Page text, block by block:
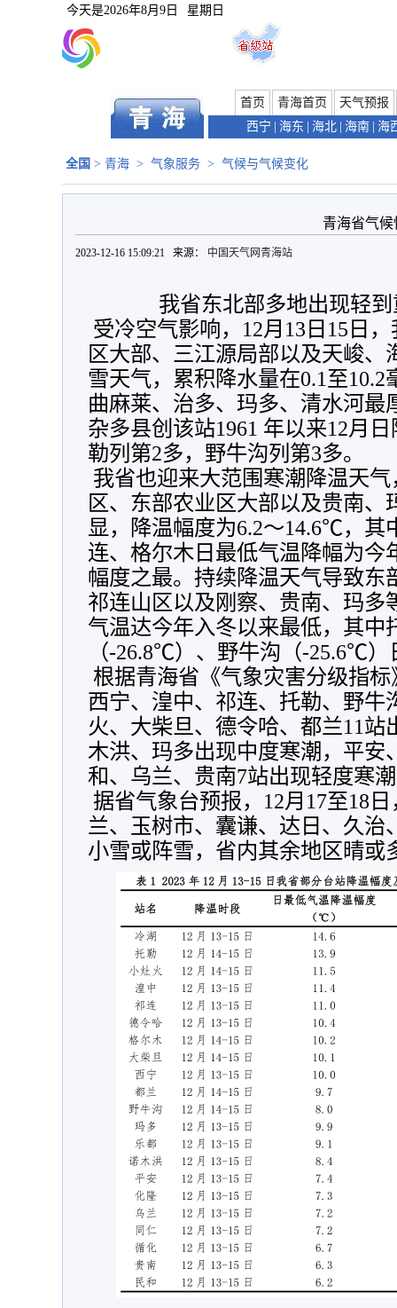
今天是2026年8月9日 星期日
首页 青海首页
天气预报
西宁
海东 海北 海南 海
全国 > 青海 > 气象服务 > 气候与气候变化
青海省气候
2023-12-16 15:09:21 来源： 中国天气网青海站
我省东北部多地出现轻
区大部、三江源局部以及天峻、
雪天气，累积降水量在0.1至
曲麻莱、治多、玛多、清水河最
杂多县创该站1961 年以来12月
勒列第2多，野牛沟列第3多。
区、东部农业区大部以及贵南、
显，降温幅度为6.2～14.6℃，其
连、格尔木日最低气温降幅为今
幅度之最。持续降温天气导致东
祁连山区以及刚察、贵南、玛多
气温达今年入冬以来最低，其
（-26.8℃）、野牛沟（-25.6℃
西宁、湟中、祁连、托勒、野牛
火、大柴旦、德令哈、都兰11
木洪、玛多出现中度寒潮，平安
和、乌兰、贵南7站出现轻度寒
兰、玉树市、囊谦、达日、久治
小雪或阵雪，省内其余地区晴或